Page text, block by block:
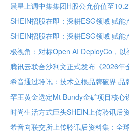
晨星上调中集集团H股公允价值至
SHEIN招股在即：深耕ESG领域 赋
SHEIN招股在即：深耕ESG领域 赋
希音通过聆讯：技术立根品牌破界 品